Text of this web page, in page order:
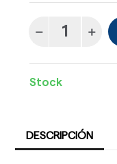
Stock
DESCRIPCIÓN